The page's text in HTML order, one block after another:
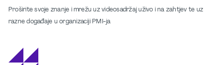
Proširite svoje znanje i mrežu uz videosadržaj uživo i na zahtjev te uz
razne događaje u organizaciji PMI-ja